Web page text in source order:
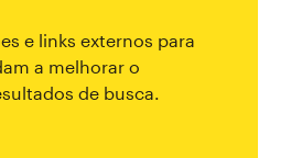
e links externos para
a melhorar o
de busca.